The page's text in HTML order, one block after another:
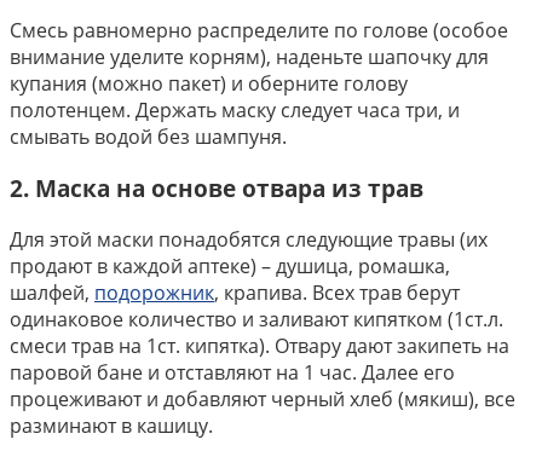
Смесь равномерно распределите по голове (особое
внимание уделите корням), наденьте шапочку для
купания (можно пакет) и оберните голову
полотенцем. Держать маску следует часа три, и
смывать водой без шампуня.
2. Маска на основе отвара из трав
Для этой маски понадобятся следующие травы (их
продают в каждой аптеке) – душица, ромашка,
шалфей, подорожник, крапива. Всех трав берут
одинаковое количество и заливают кипятком (1ст.л.
смеси трав на 1ст. кипятка). Отвару дают закипеть на
паровой бане и отставляют на 1 час. Далее его
процеживают и добавляют черный хлеб (мякиш), все
разминают в кашицу.